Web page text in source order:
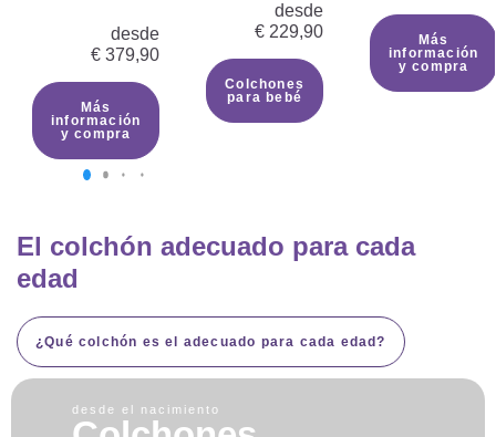
desde
€ 379,90
Más
información
y compra
desde
€ 229,90
Colchones
para bebé
Más
información
y compra
El colchón adecuado para cada
edad
¿Qué colchón es el adecuado para cada edad?
desde el nacimiento